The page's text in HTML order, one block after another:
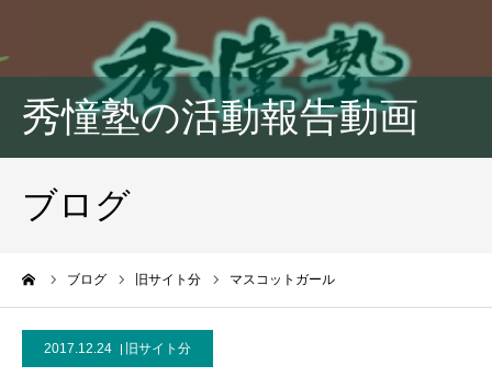
秀憧塾の活動報告動画
ブログ
ブログ 旧サイト分 マスコットガール
2017.12.24 旧サイト分